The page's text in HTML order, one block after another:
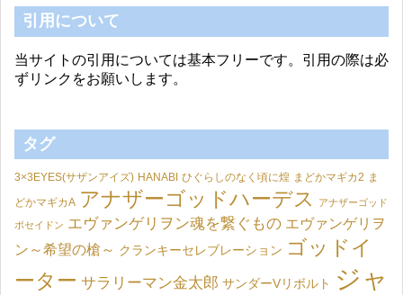
引用について
当サイトの引用については基本フリーです。引用の際は必
ずリンクをお願いします。
タグ
3×3EYES(サザンアイズ) HANABI ひぐらしのなく頃に煌 まどかマギカ2 ま
どかマギカA アナザーゴッドハーデス アナザーゴッド
ポセイドン エヴァンゲリヲン魂を繋ぐもの エヴァンゲリヲ
ン～希望の槍～ クランキーセレブレーション ゴッドイ
ーター サラリーマン金太郎 サンダーVリボルト
ジャ